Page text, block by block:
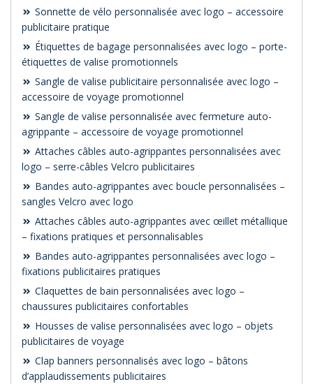
Sonnette de vélo personnalisée avec logo – accessoire
publicitaire pratique
Étiquettes de bagage personnalisées avec logo – porte-
étiquettes de valise promotionnels
Sangle de valise publicitaire personnalisée avec logo –
accessoire de voyage promotionnel
Sangle de valise personnalisée avec fermeture auto-
agrippante – accessoire de voyage promotionnel
Attaches câbles auto-agrippantes personnalisées avec
logo – serre-câbles Velcro publicitaires
Bandes auto-agrippantes avec boucle personnalisées –
sangles Velcro avec logo
Attaches câbles auto-agrippantes avec œillet métallique
– fixations pratiques et personnalisables
Bandes auto-agrippantes personnalisées avec logo –
fixations publicitaires pratiques
Claquettes de bain personnalisées avec logo –
chaussures publicitaires confortables
Housses de valise personnalisées avec logo – objets
publicitaires de voyage
Clap banners personnalisés avec logo – bâtons
d’applaudissements publicitaires